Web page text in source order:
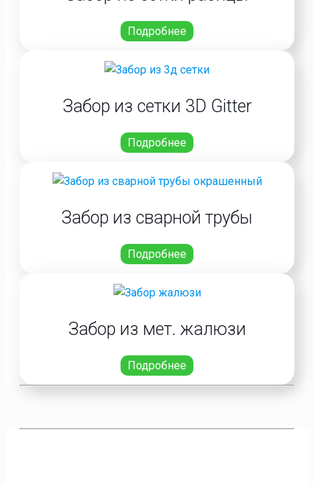
Подробнее
Забор из сетки 3D Gitter
Подробнее
Забор из сварной трубы
Подробнее
Забор из мет. жалюзи
Подробнее